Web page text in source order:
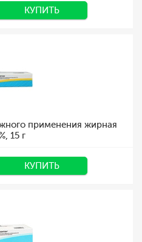
КУПИТЬ
применения жирная
15 г
КУПИТЬ